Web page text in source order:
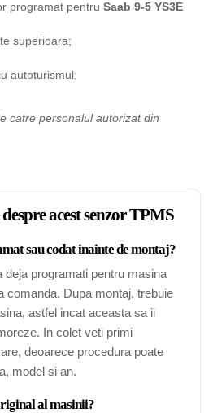
programat pentru Saab 9-5 YS3E
superioara;
autoturismul;
catre personalul autorizat din
acest senzor TPMS
sau codat inainte de montaj?
deja programati pentru masina
comanda. Dupa montaj, trebuie
astfel incat aceasta sa ii
In colet veti primi
deoarece procedura poate
model si an.
al masinii?